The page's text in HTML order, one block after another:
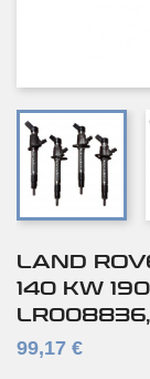
LAND
140 KW
99,17 €